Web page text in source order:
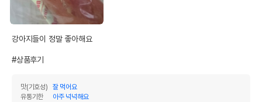
품명 및 모델명
받았음을 확인할수 있는
경우 그에 대한 사항
강아지들이 정말 좋아해요
#상품후기
맛(기호성)
잘 먹어요
유통기한
아주 넉넉해요